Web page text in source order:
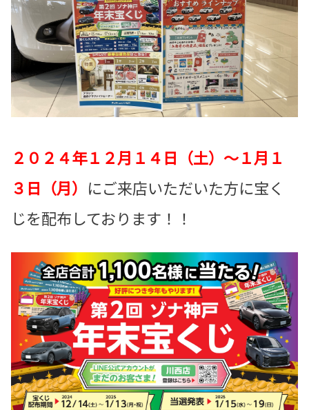
２０２４年１２月１４日（土）～１月１
３日（月） にご来店いただいた方に宝く
じを配布しております！！